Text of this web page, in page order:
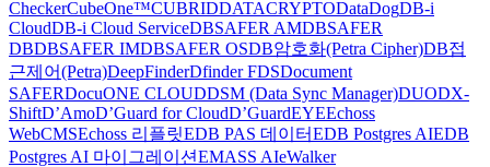
CheckerCubeOne™CUBRIDDATACRYPTODataDogDB-i
CloudDB-i Cloud ServiceDBSAFER AMDBSAFER
DBDBSAFER IMDBSAFER OSDB암호화(Petra Cipher)DB접
근제어(Petra)DeepFinderDfinder FDSDocument
SAFERDocuONE CLOUDDSM (Data Sync Manager)DUODX-
ShiftD’AmoD’Guard for CloudD’GuardEYEEchoss
WebCMSEchoss 리플릿EDB PAS 데이터EDB Postgres AIEDB
Postgres AI 마이그레이션EMASS AIeWalker